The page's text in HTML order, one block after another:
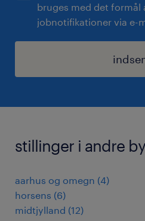
bruges med det formål
jobnotifikationer via e-
stillinger i andre
aarhus og omegn (4)
horsens (6)
midtjylland (12)